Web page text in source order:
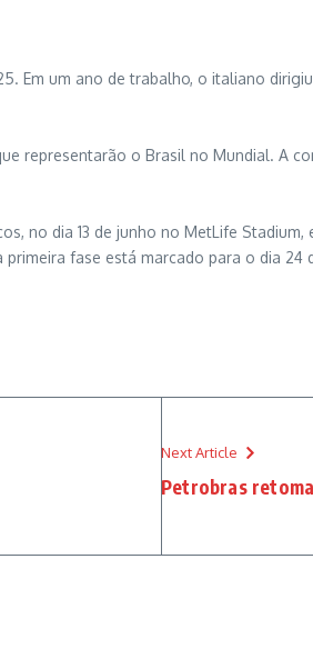
Em um ano de trabalho, o italiano
representarão o Brasil no Mundial. A
no dia 13 de junho no MetLife
fase está marcado para o dia
Next Article
Petrobras